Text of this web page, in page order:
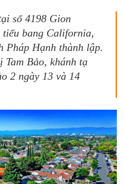
số 4198 Gion
tiểu bang California,
Pháp Hạnh thành lập.
Bảo, khánh tạ
2 ngày 13 và 14